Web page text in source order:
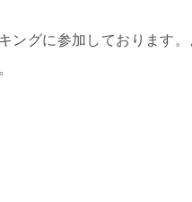
ングに参加しております